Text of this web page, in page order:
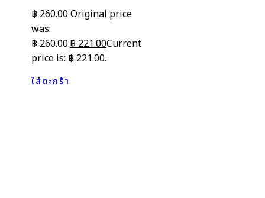
฿260.00Original price
was:
฿ 260.00.฿221.00Current
price is: ฿ 221.00.
ใส่ตะกร้า